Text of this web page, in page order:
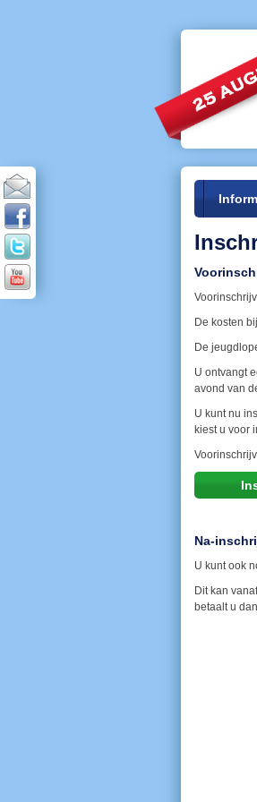
De kosten
De
U ontvangt
avond van
U kunt nu
kiest u voor
Na-
U kunt ook
Dit kan
betaalt u dan